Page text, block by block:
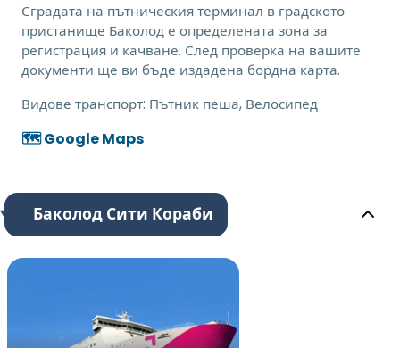
Сградата на пътническия терминал в градското
пристанище Баколод е определената зона за
регистрация и качване. След проверка на вашите
документи ще ви бъде издадена бордна карта.
Видове транспорт: Пътник пеша, Велосипед
🗺️ Google Maps
Баколод Сити Кораби